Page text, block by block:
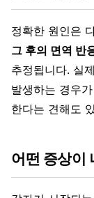
정확한 원인은
그 후의 면역 반
추정됩니다. 실
발생하는 경우
한다는 견해도
어떤 증상이